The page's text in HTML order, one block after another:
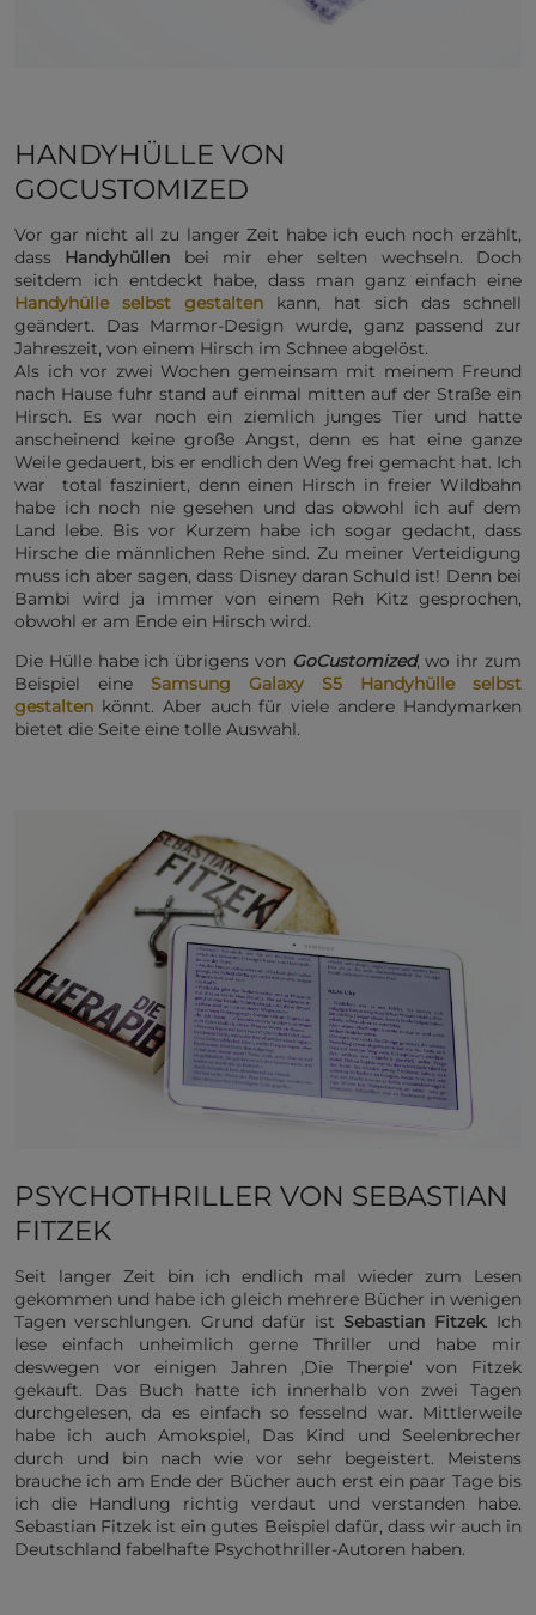
HANDYHÜLLE VON
GOCUSTOMIZED
Vor gar nicht all zu langer Zeit habe ich euch noch erzählt,
dass Handyhüllen bei mir eher selten wechseln. Doch
seitdem ich entdeckt habe, dass man ganz einfach eine
Handyhülle selbst gestalten kann, hat sich das schnell
geändert. Das Marmor-Design wurde, ganz passend zur
Jahreszeit, von einem Hirsch im Schnee abgelöst.
Als ich vor zwei Wochen gemeinsam mit meinem Freund
nach Hause fuhr stand auf einmal mitten auf der Straße ein
Hirsch. Es war noch ein ziemlich junges Tier und hatte
anscheinend keine große Angst, denn es hat eine ganze
Weile gedauert, bis er endlich den Weg frei gemacht hat. Ich
war total fasziniert, denn einen Hirsch in freier Wildbahn
habe ich noch nie gesehen und das obwohl ich auf dem
Land lebe. Bis vor Kurzem habe ich sogar gedacht, dass
Hirsche die männlichen Rehe sind. Zu meiner Verteidigung
muss ich aber sagen, dass Disney daran Schuld ist! Denn bei
Bambi wird ja immer von einem Reh Kitz gesprochen,
obwohl er am Ende ein Hirsch wird.
Die Hülle habe ich übrigens von GoCustomized, wo ihr zum
Beispiel eine Samsung Galaxy S5 Handyhülle selbst
gestalten könnt. Aber auch für viele andere Handymarken
bietet die Seite eine tolle Auswahl.
PSYCHOTHRILLER VON SEBASTIAN
FITZEK
Seit langer Zeit bin ich endlich mal wieder zum Lesen
gekommen und habe ich gleich mehrere Bücher in wenigen
Tagen verschlungen. Grund dafür ist Sebastian Fitzek. Ich
lese einfach unheimlich gerne Thriller und habe mir
deswegen vor einigen Jahren ‚Die Therpie‘ von Fitzek
gekauft. Das Buch hatte ich innerhalb von zwei Tagen
durchgelesen, da es einfach so fesselnd war. Mittlerweile
habe ich auch Amokspiel, Das Kind und Seelenbrecher
durch und bin nach wie vor sehr begeistert. Meistens
brauche ich am Ende der Bücher auch erst ein paar Tage bis
ich die Handlung richtig verdaut und verstanden habe.
Sebastian Fitzek ist ein gutes Beispiel dafür, dass wir auch in
Deutschland fabelhafte Psychothriller-Autoren haben.